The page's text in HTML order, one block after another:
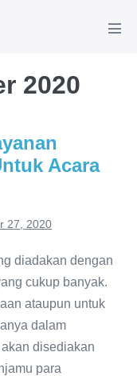
2020
Acara
27, 2020
diadakan dengan
cukup banyak.
ataupun untuk
dalam
disediakan
para